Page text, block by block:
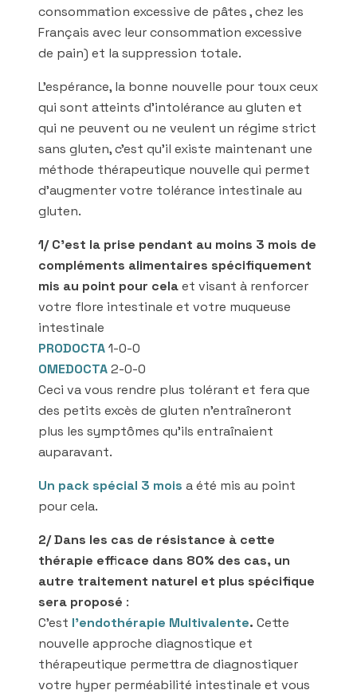
consommation excessive de pâtes , chez les
Français avec leur consommation excessive
de pain) et la suppression totale.
L’espérance, la bonne nouvelle pour toux ceux
qui sont atteints d’intolérance au gluten et
qui ne peuvent ou ne veulent un régime strict
sans gluten, c’est qu’il existe maintenant une
méthode thérapeutique nouvelle qui permet
d’augmenter votre tolérance intestinale au
gluten.
1/ C’est la prise pendant au moins 3 mois de
compléments alimentaires spécifiquement
mis au point pour celaet visant à renforcer
votre flore intestinale et votre muqueuse
intestinale
PRODOCTA1-0-0
OMEDOCTA2-0-0
Ceci va vous rendre plus tolérant et fera que
des petits excès de gluten n’entraîneront
plus les symptômes qu’ils entraînaient
auparavant.
Un pack spécial 3 mois a été mis au point
pour cela.
2/ Dans les cas de résistance à cette
thérapie efficace dans 80% des cas, un
autre traitement naturel et plus spécifique
sera proposé :
C’est l’endothérapie Multivalente. Cette
nouvelle approche diagnostique et
thérapeutique permettra de diagnostiquer
votre hyper perméabilité intestinale et vous